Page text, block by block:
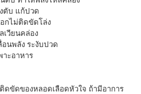
ตับ แก้ปวด
กไม่ติดขัดโล่ง
เวียนคล่อง
นพลัง ระงับปวด
าะอาหาร
ดขัดของหลอดเลือดหัวใจ ถ้ามีอาการ